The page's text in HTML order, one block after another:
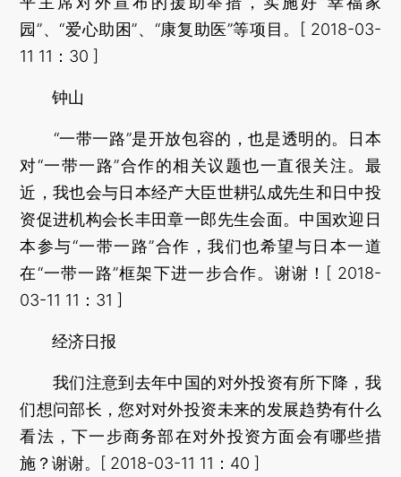
园”、“爱心助困”、“康复助医”等项目。[ 2018-03-
11 11：30 ]
钟山
“一带一路”是开放包容的，也是透明的。日本
对“一带一路”合作的相关议题也一直很关注。最
近，我也会与日本经产大臣世耕弘成先生和日中投
资促进机构会长丰田章一郎先生会面。中国欢迎日
本参与“一带一路”合作，我们也希望与日本一道
在“一带一路”框架下进一步合作。谢谢！[ 2018-
03-11 11：31 ]
经济日报
我们注意到去年中国的对外投资有所下降，我
们想问部长，您对对外投资未来的发展趋势有什么
看法，下一步商务部在对外投资方面会有哪些措
施？谢谢。[ 2018-03-11 11：40 ]